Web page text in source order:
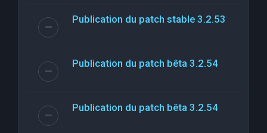
Publication du patch stable 3.2.53
Publication du patch bêta 3.2.54
Publication du patch bêta 3.2.54